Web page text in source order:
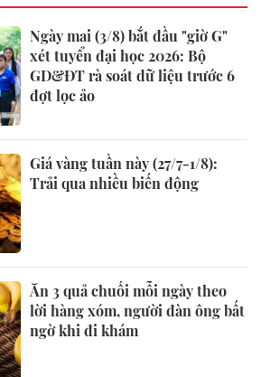
Ngày mai (3/8) bắt đầu "giờ G"
xét tuyển đại học 2026: Bộ
GD&ĐT rà soát dữ liệu trước 6
đợt lọc ảo
Giá vàng tuần này (27/7-1/8):
Trải qua nhiều biến động
Ăn 3 quả chuối mỗi ngày theo
lời hàng xóm, người đàn ông bất
ngờ khi đi khám